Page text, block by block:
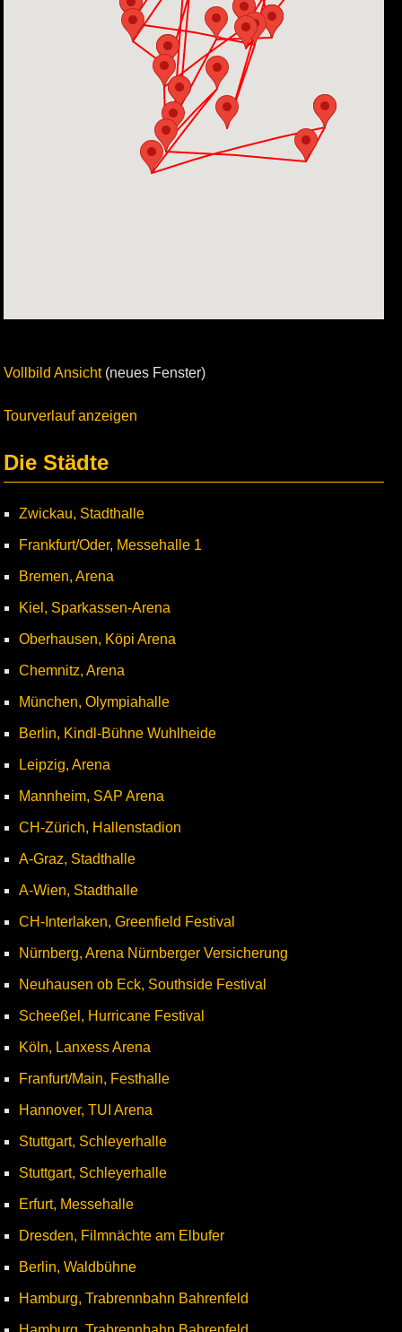
Vollbild Ansicht(neues Fenster)
Tourverlauf anzeigen
Die Städte
Zwickau, Stadthalle
Frankfurt/Oder, Messehalle 1
Bremen, Arena
Kiel, Sparkassen-Arena
Oberhausen, Köpi Arena
Chemnitz, Arena
München, Olympiahalle
Berlin, Kindl-Bühne Wuhlheide
Leipzig, Arena
Mannheim, SAP Arena
CH-Zürich, Hallenstadion
A-Graz, Stadthalle
A-Wien, Stadthalle
CH-Interlaken, Greenfield Festival
Nürnberg, Arena Nürnberger Versicherung
Neuhausen ob Eck, Southside Festival
Scheeßel, Hurricane Festival
Köln, Lanxess Arena
Franfurt/Main, Festhalle
Hannover, TUI Arena
Stuttgart, Schleyerhalle
Stuttgart, Schleyerhalle
Erfurt, Messehalle
Dresden, Filmnächte am Elbufer
Berlin, Waldbühne
Hamburg, Trabrennbahn Bahrenfeld